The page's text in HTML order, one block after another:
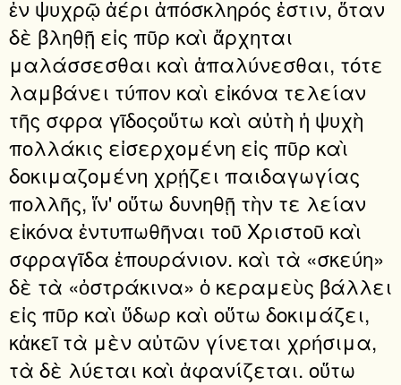
ἐν ψυχρῷ ἀέρι ἀπόσκληρός ἐστιν, ὅταν
δὲ βληθῇ εἰς πῦρ καὶ ἄρχηται
μαλάσσεσθαι καὶ ἁπαλύνεσθαι, τότε
λαμβάνει τύπον καὶ εἰκόνα τελείαν
τῆς σφρα γῖδοςοὕτω καὶ αὐτὴ ἡ ψυχὴ
πολλάκις εἰσερχομένη εἰς πῦρ καὶ
δοκιμαζομένη χρῄζει παιδαγωγίας
πολλῆς, ἵν' οὕτω δυνηθῇ τὴν τε λείαν
εἰκόνα ἐντυπωθῆναι τοῦ Χριστοῦ καὶ
σφραγῖδα ἐπουράνιον. καὶ τὰ «σκεύη»
δὲ τὰ «ὀστράκινα» ὁ κεραμεὺς βάλλει
εἰς πῦρ καὶ ὕδωρ καὶ οὕτω δοκιμάζει,
κἀκεῖ τὰ μὲν αὐτῶν γίνεται χρήσιμα,
τὰ δὲ λύεται καὶ ἀφανίζεται. οὕτω